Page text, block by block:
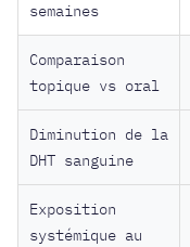
semaines
Comparaison
topique vs oral
Diminution de la
DHT sanguine
Exposition
systémique au